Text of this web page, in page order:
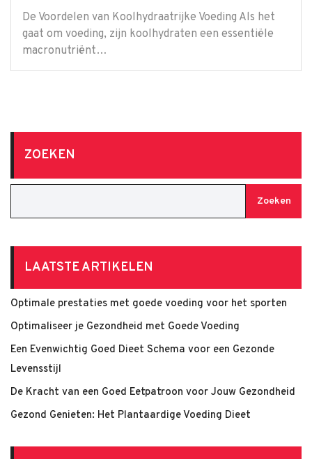
De Voordelen van Koolhydraatrijke Voeding Als het
gaat om voeding, zijn koolhydraten een essentiële
macronutriënt…
ZOEKEN
Zoeken
LAATSTE ARTIKELEN
Optimale prestaties met goede voeding voor het sporten
Optimaliseer je Gezondheid met Goede Voeding
Een Evenwichtig Goed Dieet Schema voor een Gezonde
Levensstijl
De Kracht van een Goed Eetpatroon voor Jouw Gezondheid
Gezond Genieten: Het Plantaardige Voeding Dieet